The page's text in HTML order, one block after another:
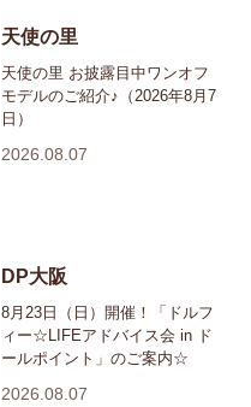
天使の里
天使の里 お披露目中ワンオフ
モデルのご紹介♪（2026年8月7
日）
2026.08.07
DP大阪
8月23日（日）開催！「ドルフ
ィー☆LIFEアドバイス会 in ド
ールポイント」のご案内☆
2026.08.07